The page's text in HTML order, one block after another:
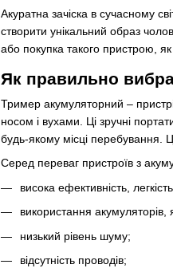
Акуратна зачіска в сучасному
створити унікальний образ
або покупка такого пристрою,
Як правильно
Тример акумуляторний –
носом і вухами. Ці зручні
будь-якому місці перебування.
Серед переваг пристроїв з
висока ефективність,
використання
низький рівень шуму;
відсутність проводів;